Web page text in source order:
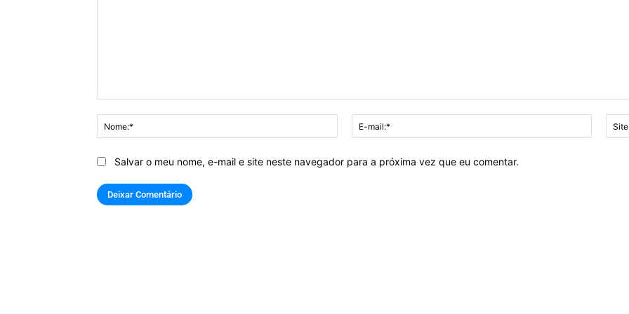
Nome:*
mail:*
Salvar o meu nome, e-mail e site neste navegador para a próxima vez que eu comentar.